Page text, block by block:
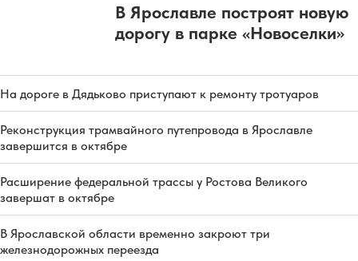
В Ярославле построят новую
дорогу в парке «Новоселки»
На дороге в Дядьково приступают к ремонту тротуаров
Реконструкция трамвайного путепровода в Ярославле
завершится в октябре
Расширение федеральной трассы у Ростова Великого
завершат в октябре
В Ярославской области временно закроют три
железнодорожных переезда